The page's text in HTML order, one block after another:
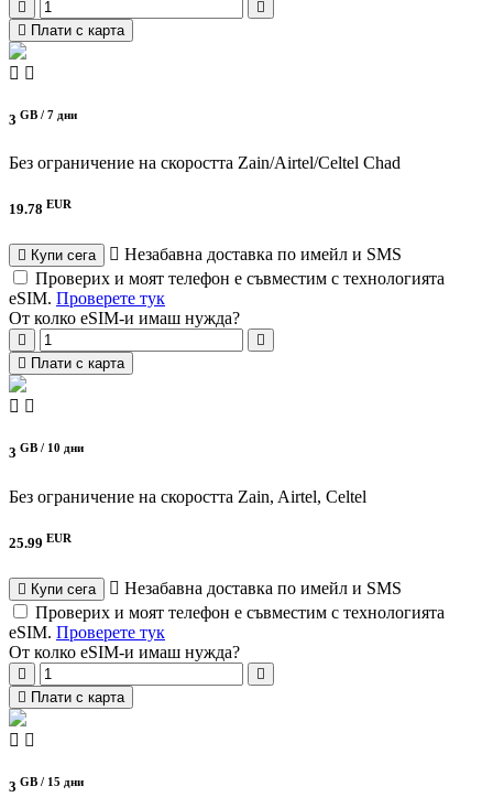
Плати с карта
3 GB / 7 дни
Без ограничение на скоростта Zain/Airtel/Celtel Chad
19.78 EUR
Купи сега
Незабавна доставка по имейл и SMS
Проверих и моят телефон е съвместим с технологията
eSIM. Проверете тук
От колко eSIM-и имаш нужда?
Плати с карта
3 GB / 10 дни
Без ограничение на скоростта Zain, Airtel, Celtel
25.99 EUR
Купи сега
Незабавна доставка по имейл и SMS
Проверих и моят телефон е съвместим с технологията
eSIM. Проверете тук
От колко eSIM-и имаш нужда?
Плати с карта
3 GB / 15 дни